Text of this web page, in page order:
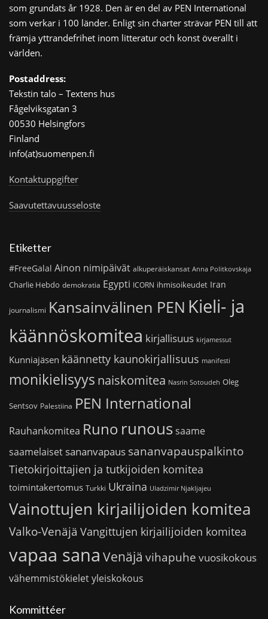
som grundats år 1928. Den är en del av PEN International
som verkar i 100 länder. Enligt sin charter strävar PEN till att
främja yttrandefrihet inom litteratur och konst överallt i
världen.
Postaddress:
Tekstin talo – Textens hus
Fågelviksgatan 3
00530 Helsingfors
Finland
info(at)suomenpen.fi
Kontaktuppgifter
Saavutettavuusseloste
Etiketter
#FreeGalal Ainon nimipäivät alkuperäiskansat Anna Politkovskaja
Charlie Hebdo demokratia Egypti ICORN ihmisoikeudet Iran
journalismi Kansainvälinen PEN Kieli- ja
käännöskomitea kirjallisuus kirjamessut
Kunniajäsen käännetty kaunokirjallisuus manifesti
monikielisyys naiskomitea Nasrin Sotoudeh Oleg
Sentsov Palestiina PEN International
Rauhankomitea Runo runoussaame
saamelaiset sananvapaus sananvapauspalkinto
Tietokirjoittajien ja tutkijoiden komitea
toimintakertomus Turkki Ukraina Uladzimir Njakljajeu
Vainottujen kirjailijoiden komitea
Valko-Venäjä Vangittujen kirjailijoiden komitea
vapaa sana Venäjä vihapuhe vuosikokous
vähemmistökieletyleiskokous
Kommittéer